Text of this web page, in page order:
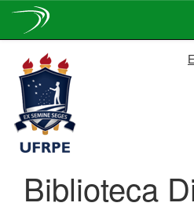
navigation
Biblioteca